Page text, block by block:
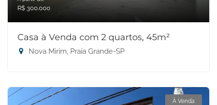
R$ 300.000
Casa à Venda com 2 quartos, 45m²
Nova Mirim, Praia Grande-SP
À Venda